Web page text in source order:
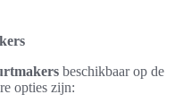
beschikbaar op de
opties zijn: